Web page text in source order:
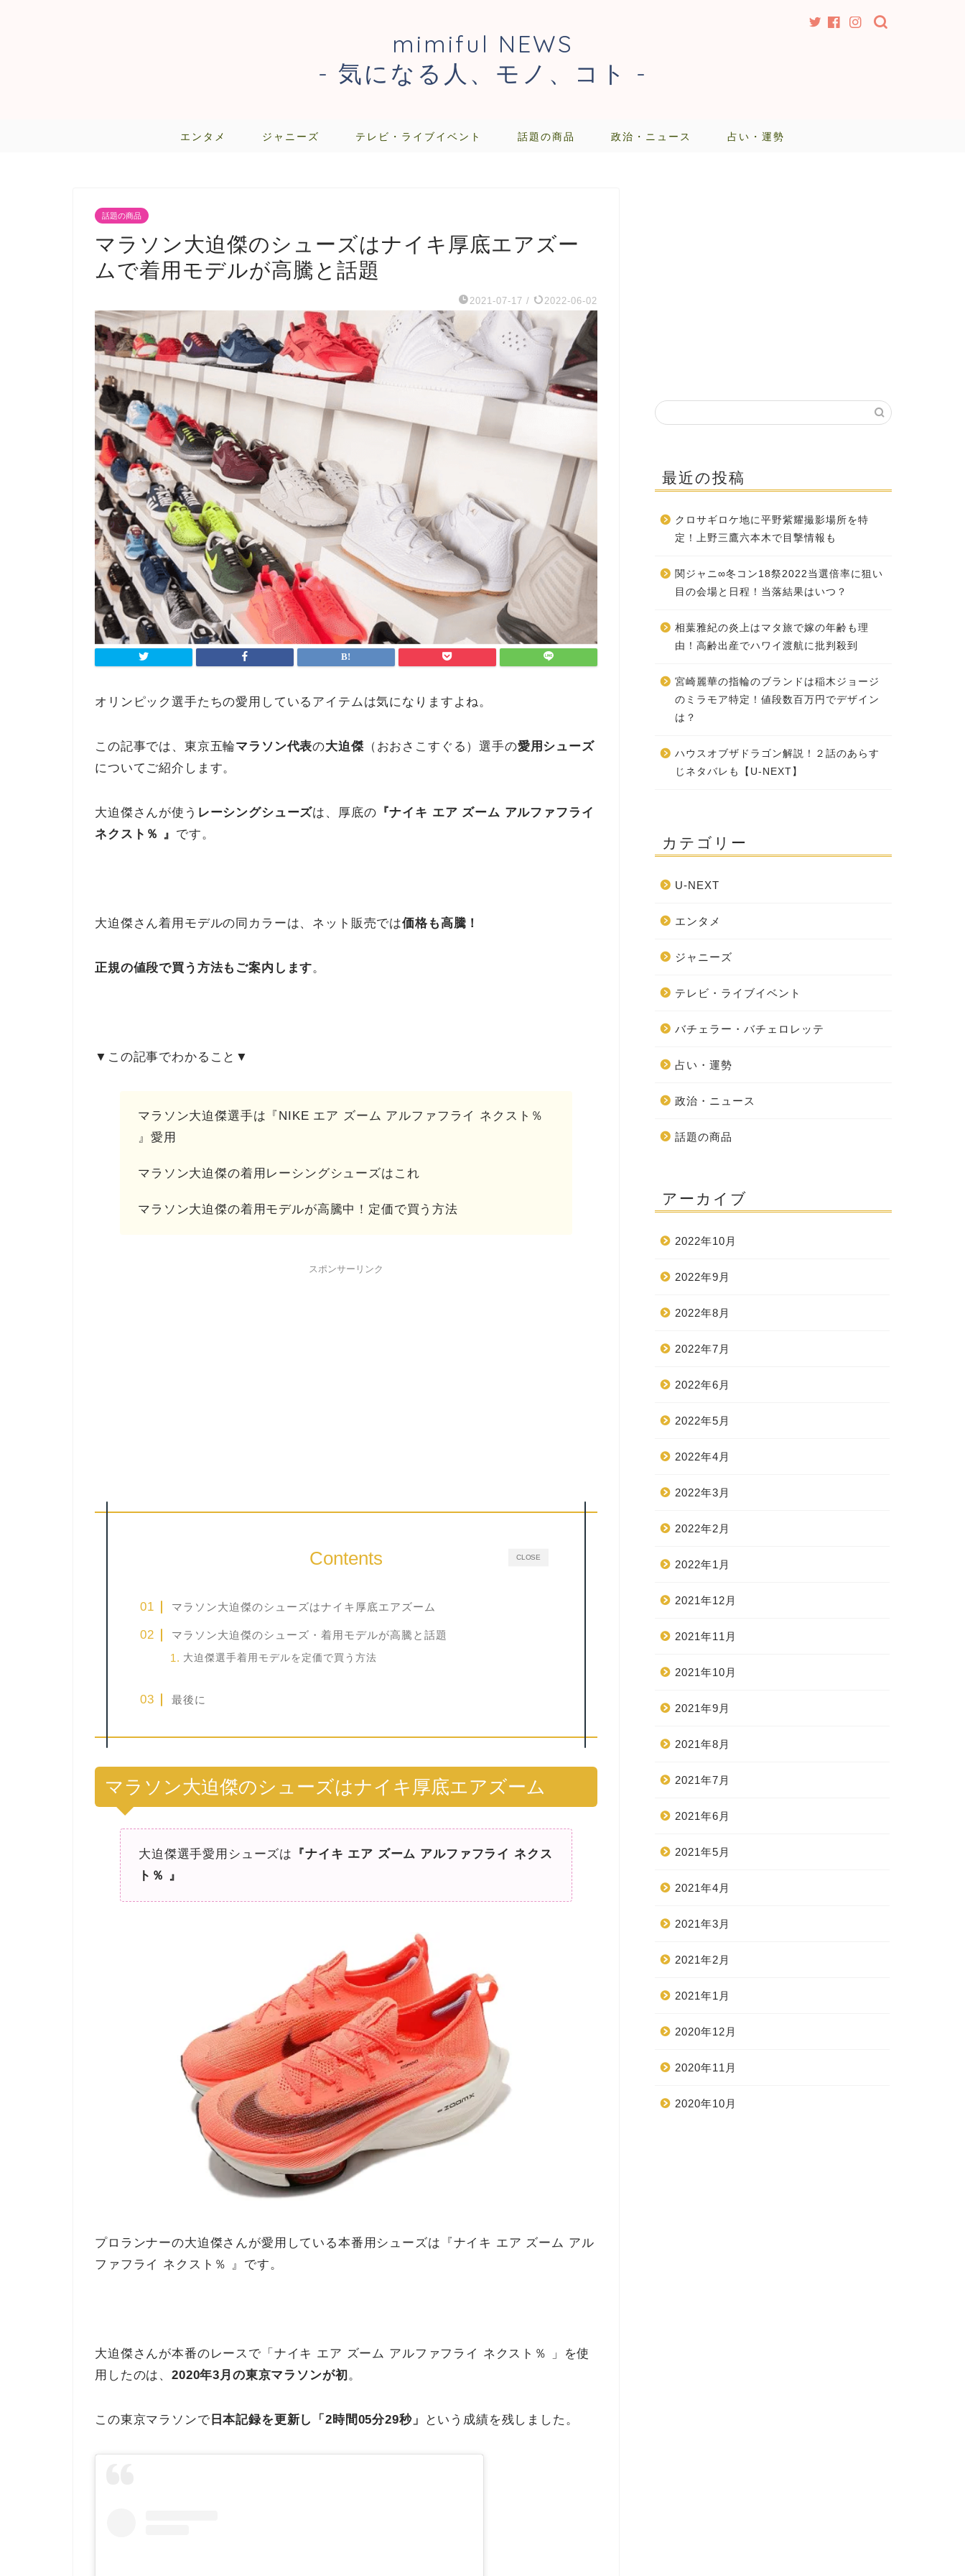
mimiful NEWS
- 気になる人、モノ、コト -
エンタメ ジャニーズ テレビ・ライブイベント 話題の商品 政治・ニュース 占い・運勢
話題の商品
マラソン大迫傑のシューズはナイキ厚底エアズー
ムで着用モデルが高騰と話題
2021-07-17 / 2022-06-02
オリンピック選手たちの愛用しているアイテムは気になりますよね。
この記事では、東京五輪マラソン代表の大迫傑 （おおさこすぐる）選手の愛用シューズ
についてご紹介します。
大迫傑さんが使う レーシングシューズは、厚底の 『ナイキ エア ズーム アルファフライ
ネクスト％ 』 です。
大迫傑さん着用モデルの同カラーは、ネット販売では価格も高騰！
正規の値段で買う方法もご案内します。
▼この記事でわかること▼
マラソン大迫傑選手は『NIKE エア ズーム アルファフライ ネクスト％
』愛用
マラソン大迫傑の着用レーシングシューズはこれ
マラソン大迫傑の着用モデルが高騰中！定価で買う方法
スポンサーリンク
CLOSE
Contents
マラソン大迫傑のシューズはナイキ厚底エアズーム
マラソン大迫傑のシューズ・着用モデルが高騰と話題
大迫傑選手着用モデルを定価で買う方法
最後に
マラソン大迫傑のシューズはナイキ厚底エアズーム
大迫傑選手愛用シューズは
『ナイキ エア ズーム アルファフライ ネクス
ト％ 』
プロランナーの大迫傑さんが愛用している本番用シューズは『ナイキ エア ズーム アル
ファフライ ネクスト％ 』です。
大迫傑さんが本番のレースで「ナイキ エア ズーム アルファフライ ネクスト％ 」を使
用したのは、2020年3月の東京マラソンが初 。
この東京マラソンで 日本記録を更新し「2時間05分29秒」 という成績を残しました。
最近の投稿
クロサギロケ地に平野紫耀撮影場所を特
定！上野三鷹六本木で目撃情報も
関ジャニ∞冬コン18祭2022当選倍率に狙い
目の会場と日程！当落結果はいつ？
相葉雅紀の炎上はマタ旅で嫁の年齢も理
由！高齢出産でハワイ渡航に批判殺到
宮崎麗華の指輪のブランドは稲木ジョージ
のミラモア特定！値段数百万円でデザイン
は？
ハウスオブザドラゴン解説！２話のあらす
じネタバレも【U-NEXT】
カテゴリー
U-NEXT
エンタメ
ジャニーズ
テレビ・ライブイベント
バチェラー・バチェロレッテ
占い・運勢
政治・ニュース
話題の商品
アーカイブ
2022年10月
2022年9月
2022年8月
2022年7月
2022年6月
2022年5月
2022年4月
2022年3月
2022年2月
2022年1月
2021年12月
2021年11月
2021年10月
2021年9月
2021年8月
2021年7月
2021年6月
2021年5月
2021年4月
2021年3月
2021年2月
2021年1月
2020年12月
2020年11月
2020年10月